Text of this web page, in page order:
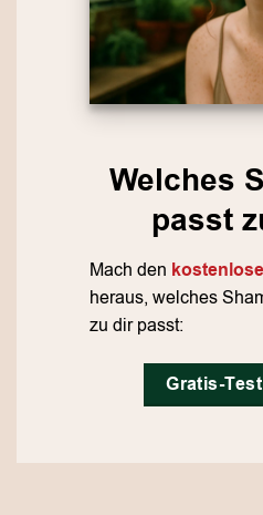
Welches
passt
Mach den
heraus, welches
zu dir passt:
Gratis-